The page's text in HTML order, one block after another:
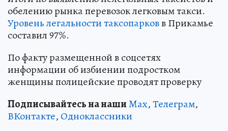
обелению рынка перевозок легковым такси.
Уровень легальности таксопарковв Прикамье
составил 97%.
По факту размещенной в соцсетях
информации об избиении подростком
женщины полицейские проводят проверку
Подписывайтесь на нашиMax,Телеграм,
ВКонтакте, Одноклассники